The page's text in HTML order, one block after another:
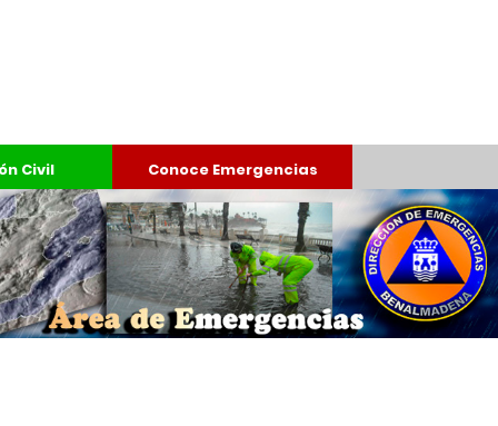
Civil Conoce Emergencias